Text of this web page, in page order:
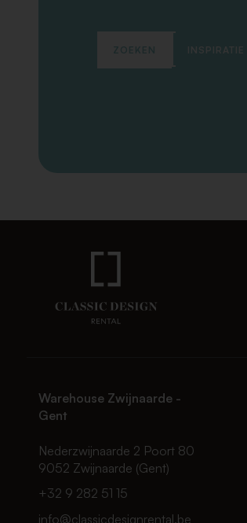
ZOEKEN INSPIRATIE
Warehouse Zwijnaarde -
Gent
Nederzwijnaarde 2 Poort 80
9052 Zwijnaarde (Gent)
+32 9 282 51 15
info@classicdesignrental.be